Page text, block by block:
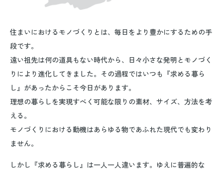
住まいにおけるモノづくりとは、毎日をより豊かにするための手
段です。
遠い祖先は何の道具もない時代から、日々小さな発明とモノづく
りにより進化してきました。その過程ではいつも『求める暮ら
し』があったからこそ今日があります。
理想の暮らしを実現すべく可能な限りの素材、サイズ、方法を考
える。
モノづくりにおける動機はあらゆる物であふれた現代でも変わり
ません。
しかし『求める暮らし』は一人一人違います。ゆえに普遍的な